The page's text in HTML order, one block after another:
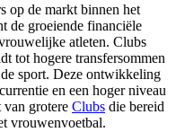
op de markt binnen het
de groeiende financiële
atleten. Clubs
tot hogere transfersommen
sport. Deze ontwikkeling
en een hoger niveau
van grotere Clubs die bereid
vrouwenvoetbal.